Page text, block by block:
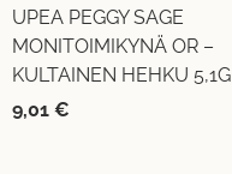
UPEA PEGGY SAGE
MONITOIMIKYNÄ OR –
KULTAINEN HEHKU 5,1G
9,01 €